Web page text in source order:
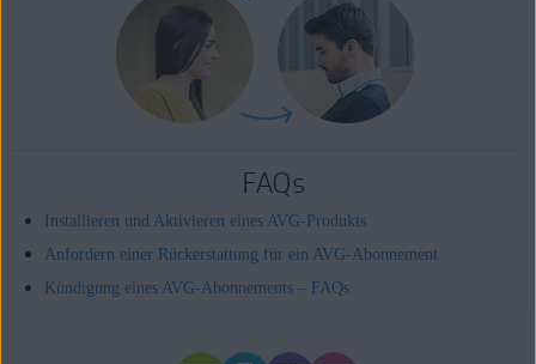
FAQs
Installieren und Aktivieren eines AVG-Produkts
Anfordern einer Rückerstattung für ein AVG-Abonnement
Kündigung eines AVG-Abonnements – FAQs